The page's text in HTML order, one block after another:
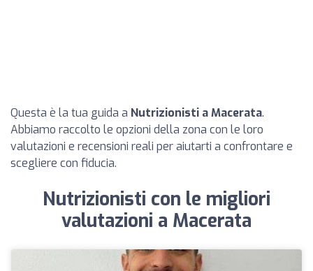
Questa è la tua guida a Nutrizionisti a Macerata.
Abbiamo raccolto le opzioni della zona con le loro
valutazioni e recensioni reali per aiutarti a confrontare e
scegliere con fiducia.
Nutrizionisti con le migliori
valutazioni a Macerata